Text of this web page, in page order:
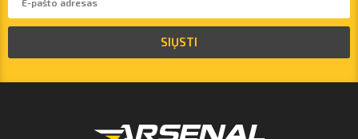
vilnius@arsenalrent.com
Lietuva Latvija
SIŲSTI